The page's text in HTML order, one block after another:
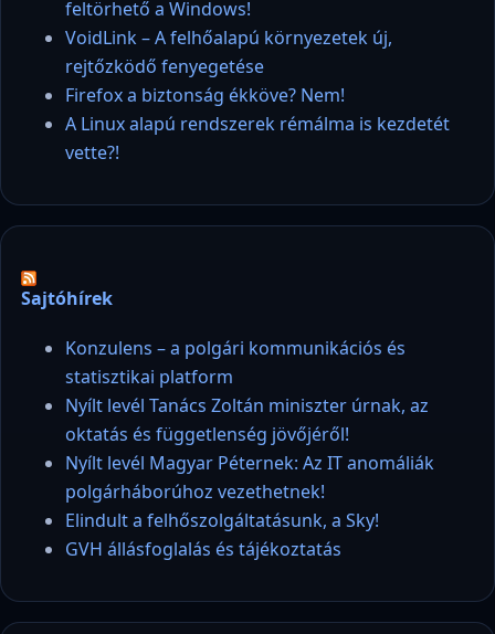
feltörhető a Windows!
VoidLink – A felhőalapú környezetek új,
rejtőzködő fenyegetése
Firefox a biztonság ékköve? Nem!
A Linux alapú rendszerek rémálma is kezdetét
vette?!
Sajtóhírek
Konzulens – a polgári kommunikációs és
statisztikai platform
Nyílt levél Tanács Zoltán miniszter úrnak, az
oktatás és függetlenség jövőjéről!
Nyílt levél Magyar Péternek: Az IT anomáliák
polgárháborúhoz vezethetnek!
Elindult a felhőszolgáltatásunk, a Sky!
GVH állásfoglalás és tájékoztatás